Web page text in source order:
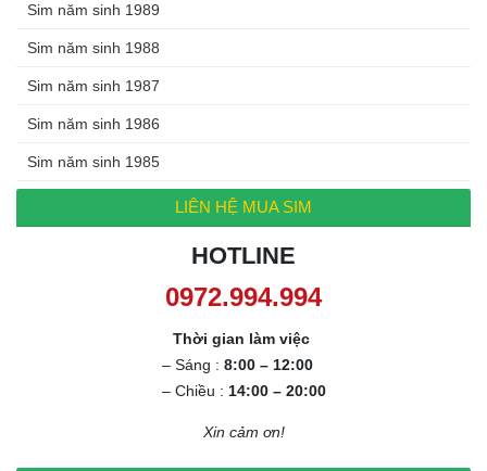
Sim năm sinh 1989
Sim năm sinh 1988
Sim năm sinh 1987
Sim năm sinh 1986
Sim năm sinh 1985
LIÊN HỆ MUA SIM
HOTLINE
0972.994.994
Thời gian làm việc
– Sáng : 8:00 – 12:00
– Chiều : 14:00 – 20:00
Xin cảm ơn!